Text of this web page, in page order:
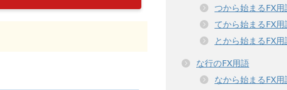
つから始まるFX用
てから始まるFX用
とから始まるFX用
な行のFX用語
なから始まるFX用